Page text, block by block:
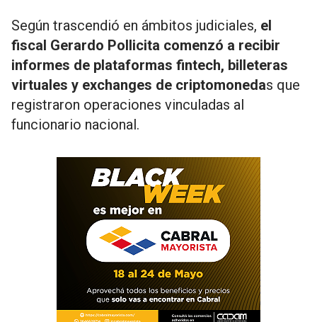
Según trascendió en ámbitos judiciales, el
fiscal Gerardo Pollicita comenzó a recibir
informes de plataformas fintech, billeteras
virtuales y exchanges de criptomonedas que
registraron operaciones vinculadas al
funcionario nacional.